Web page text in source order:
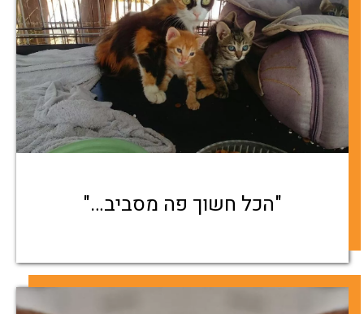
"הכל חשוך פה מסביב…"